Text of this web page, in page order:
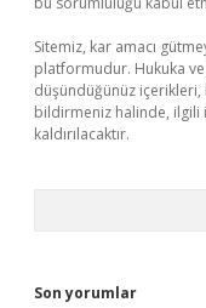
Sitemiz, kar amacı
platformudur. Hukuka
düşündüğünüz içerikleri,
bildirmeniz halinde, ilgili
kaldırılacaktır.
Son yorumlar